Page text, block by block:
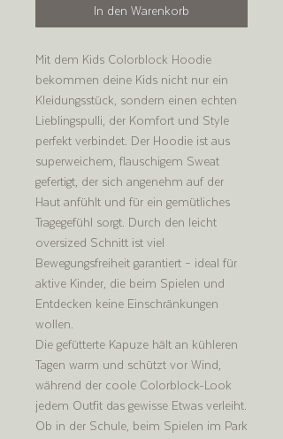
In den Warenkorb
Mit dem Kids Colorblock Hoodie
bekommen deine Kids nicht nur ein
Kleidungsstück, sondern einen echten
Lieblingspulli, der Komfort und Style
perfekt verbindet. Der Hoodie ist aus
superweichem, flauschigem Sweat
gefertigt, der sich angenehm auf der
Haut anfühlt und für ein gemütliches
Tragegefühl sorgt. Durch den leicht
oversized Schnitt ist viel
Bewegungsfreiheit garantiert – ideal für
aktive Kinder, die beim Spielen und
Entdecken keine Einschränkungen
wollen.
Die gefütterte Kapuze hält an kühleren
Tagen warm und schützt vor Wind,
während der coole Colorblock-Look
jedem Outfit das gewisse Etwas verleiht.
Ob in der Schule, beim Spielen im Park